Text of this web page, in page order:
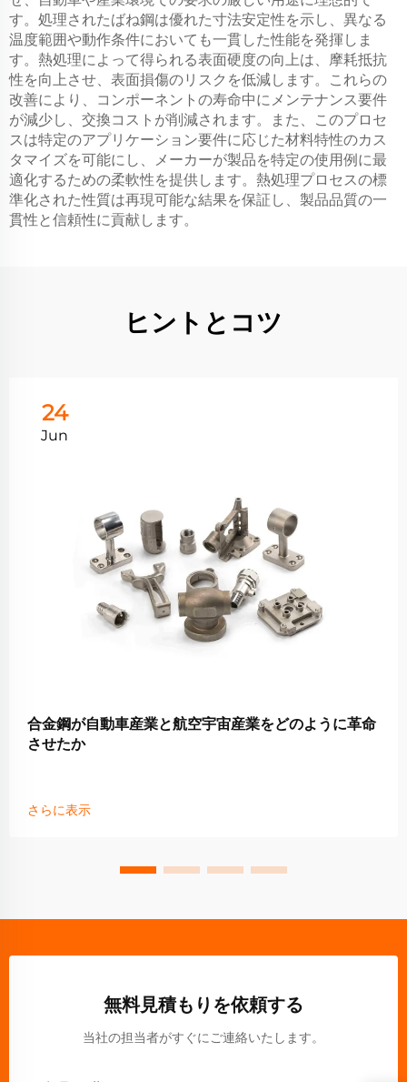
す。処理されたばね鋼は優れた寸法安定性を示し、異なる
温度範囲や動作条件においても一貫した性能を発揮しま
す。熱処理によって得られる表面硬度の向上は、摩耗抵抗
性を向上させ、表面損傷のリスクを低減します。これらの
改善により、コンポーネントの寿命中にメンテナンス要件
が減少し、交換コストが削減されます。また、このプロセ
スは特定のアプリケーション要件に応じた材料特性のカス
タマイズを可能にし、メーカーが製品を特定の使用例に最
適化するための柔軟性を提供します。熱処理プロセスの標
準化された性質は再現可能な結果を保証し、製品品質の一
貫性と信頼性に貢献します。
ヒントとコツ
24
Jun
合金鋼が自動車産業と航空宇宙産業をどのように革命
させたか
さらに表示
無料見積もりを依頼する
当社の担当者がすぐにご連絡いたします。